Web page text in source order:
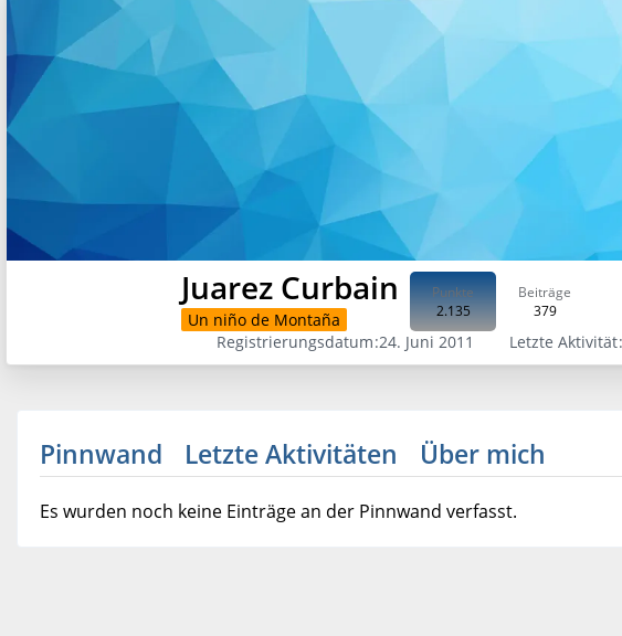
Juarez Curbain
Un niño de Montaña
Punkte
2.135
Beiträge
379
Registrierungsdatum 24. Juni 2011 Letzte Aktivität
Pinnwand Letzte Aktivitäten Über mich
Es wurden noch keine Einträge an der Pinnwand verfasst.